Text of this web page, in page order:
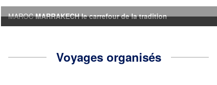
MAROCMARRAKECH le carrefour de la tradition
Voyages organisés